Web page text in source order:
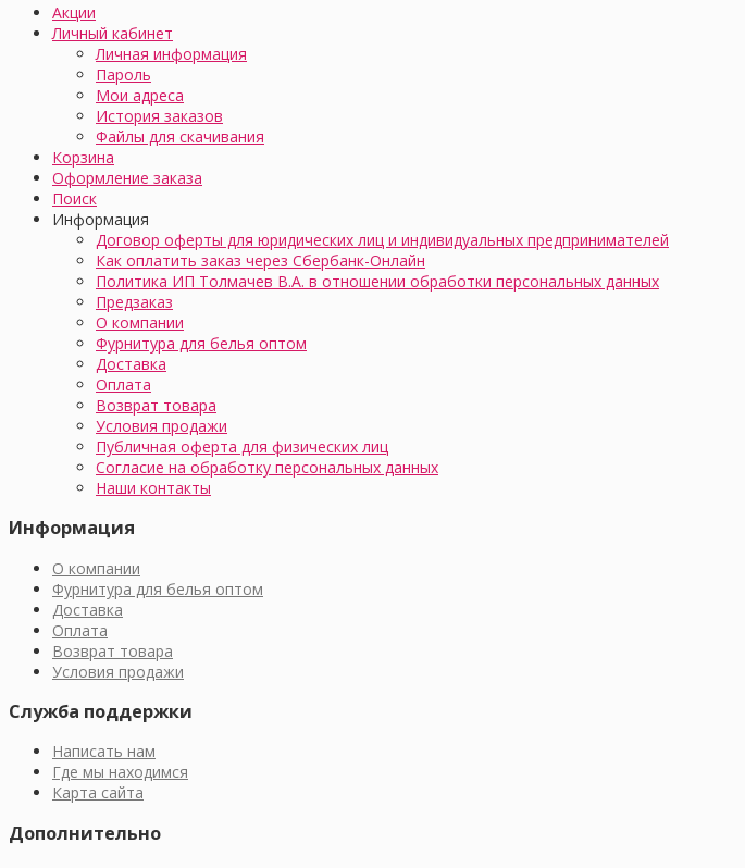
Акции
Личный кабинет
Личная информация
Пароль
Мои адреса
История заказов
Файлы для скачивания
Корзина
Оформление заказа
Поиск
Информация
Договор оферты для юридических лиц и индивидуальных предпринимателей
Как оплатить заказ через Сбербанк-Онлайн
Политика ИП Толмачев В.А. в отношении обработки персональных данных
Предзаказ
О компании
Фурнитура для белья оптом
Доставка
Оплата
Возврат товара
Условия продажи
Публичная оферта для физических лиц
Согласие на обработку персональных данных
Наши контакты
Информация
О компании
Фурнитура для белья оптом
Доставка
Оплата
Возврат товара
Условия продажи
Служба поддержки
Написать нам
Где мы находимся
Карта сайта
Дополнительно